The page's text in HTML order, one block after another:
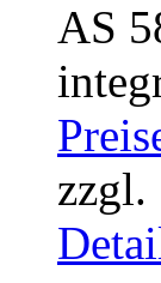
AS
zzgl.